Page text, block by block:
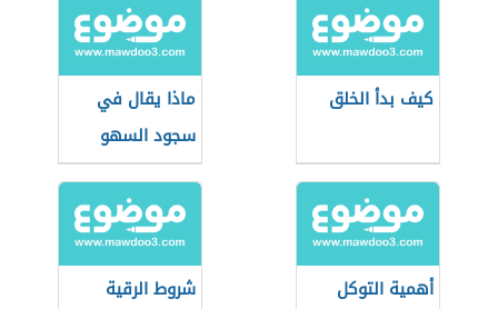
كيف بدأ الخلق
ماذا يقال في
سجود السهو
أهمية التوكل
شروط الرقية